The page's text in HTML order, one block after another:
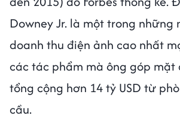
Downey Jr. là một trong những
doanh thu điện ảnh cao nhất
các tác phẩm mà ông góp mặt
tổng cộng hơn 14 tỷ USD từ
cầu.